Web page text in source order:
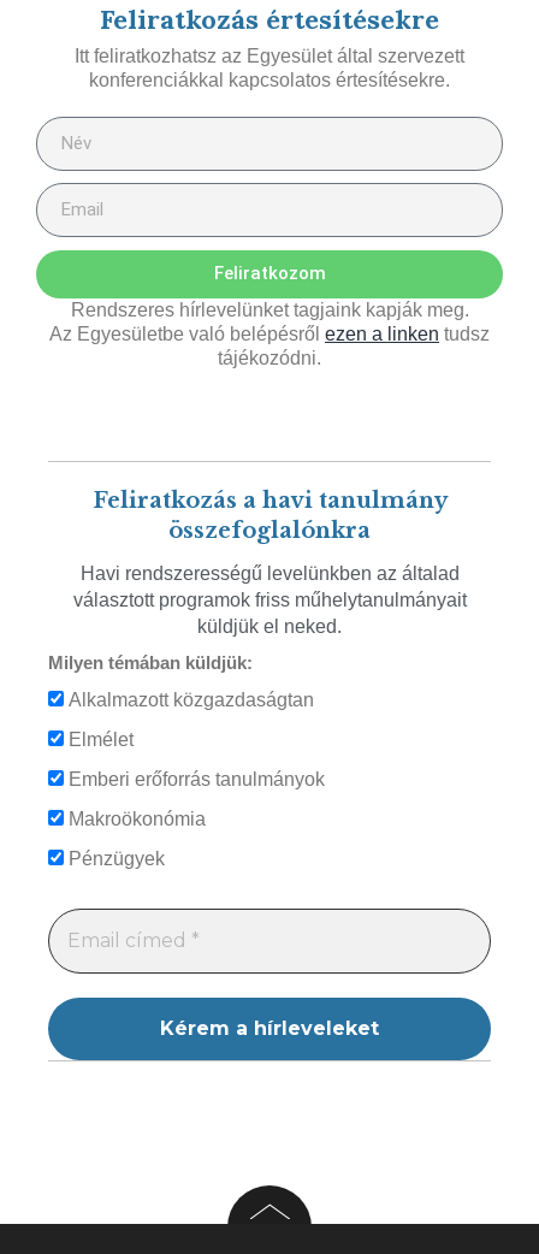
Feliratkozás értesítésekre
Itt feliratkozhatsz az Egyesület által szervezett
konferenciákkal kapcsolatos értesítésekre.
Feliratkozom
Rendszeres hírlevelünket tagjaink kapják meg.
Az Egyesületbe való belépésről ezen a linken tudsz
tájékozódni.
Feliratkozás a havi tanulmány
összefoglalónkra
Havi rendszerességű levelünkben az általad
választott programok friss műhelytanulmányait
küldjük el neked.
Milyen témában küldjük:
Alkalmazott közgazdaságtan
Elmélet
Emberi erőforrás tanulmányok
Makroökonómia
Pénzügyek